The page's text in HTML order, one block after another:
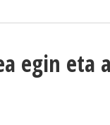
egin eta